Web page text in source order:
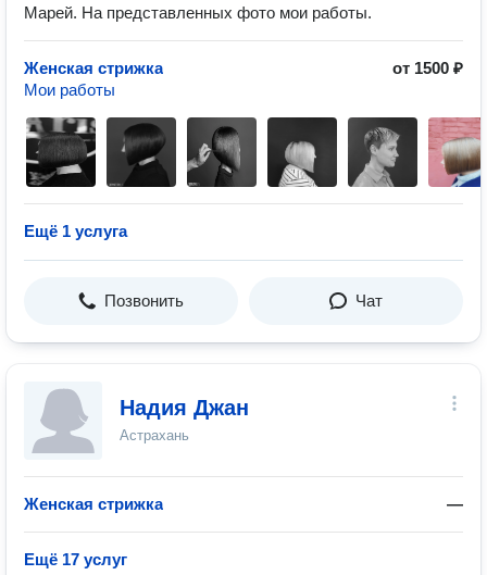
Марей. На представленных фото мои работы.
Женская стрижка
от 1500 ₽
Мои работы
Ещё 1 услуга
Позвонить Чат
Надия Джан
Астрахань
Женская стрижка —
Ещё 17 услуг